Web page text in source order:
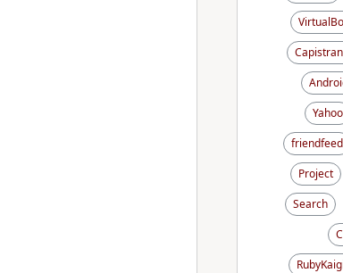
Yahoo
friendfeed
Project
Search